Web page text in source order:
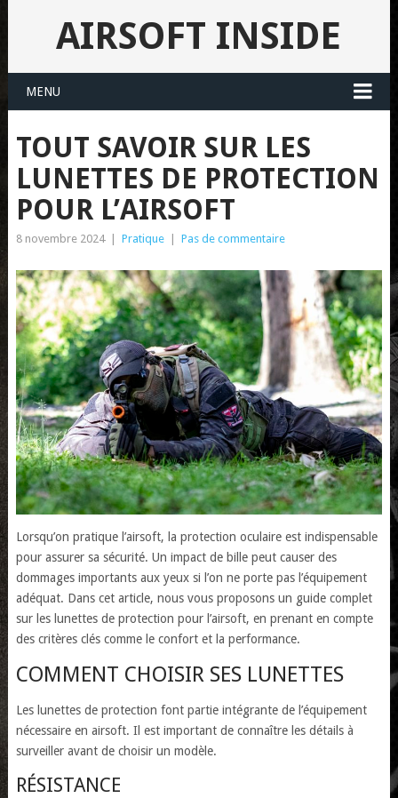
AIRSOFT INSIDE
MENU
TOUT SAVOIR SUR LES
LUNETTES DE PROTECTION
POUR L’AIRSOFT
8 novembre 2024 Pratique Pas de commentaire
Lorsqu’on pratique l’airsoft, la protection oculaire est indispensable
pour assurer sa sécurité. Un impact de bille peut causer des
dommages importants aux yeux si l’on ne porte pas l’équipement
adéquat. Dans cet article, nous vous proposons un guide complet
sur les lunettes de protection pour l’airsoft, en prenant en compte
des critères clés comme le confort et la performance.
COMMENT CHOISIR SES LUNETTES
Les lunettes de protection font partie intégrante de l’équipement
nécessaire en airsoft. Il est important de connaître les détails à
surveiller avant de choisir un modèle.
RÉSISTANCE